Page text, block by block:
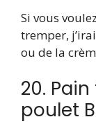
Si vous
tremper,
ou de la
20.
poulet